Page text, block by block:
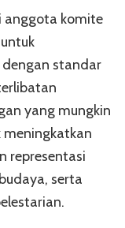
anggota komite
standar
yang mungkin
meningkatkan
representasi
serta